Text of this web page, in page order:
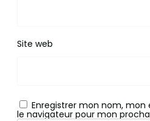
Site web
Enregistrer mon nom,
le navigateur pour mon